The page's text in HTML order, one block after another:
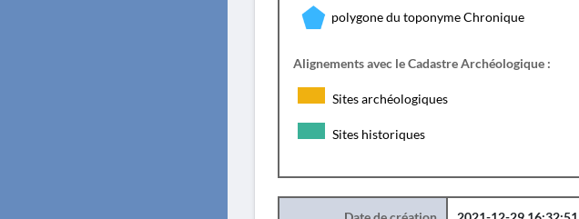
polygone du toponyme Chronique
Alignements avec le Cadastre Archéologique :
Sites archéologiques
Sites historiques